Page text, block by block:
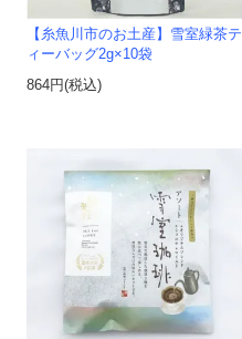
【糸魚川市のお土産】雪室緑茶テ
ィーバッグ2g×10袋
864円(税込)